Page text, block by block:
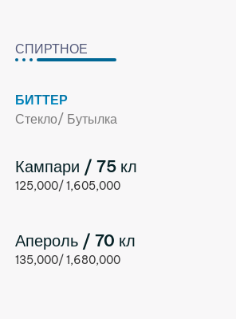
СПИРТНОЕ
БИТТЕР
Стекло/ Бутылка
Кампари / 75 кл
125,000/ 1,605,000
Апероль / 70 кл
135,000/ 1,680,000